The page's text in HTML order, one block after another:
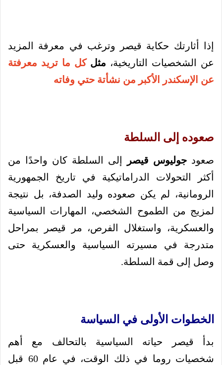
إذا أثارتك حكاية قيصر وترغب في معرفة المزيد
عن الشخصيات التاريخية، مثلكل ما تريد معرفتة
عن الإسكندر الأكبر من نشأتة حتي وفاته
صعوده إلى السلطة
صعود جوليوس قيصر
إلى السلطة كان واحدًا من
أكثر التحولات الدراماتيكية في تاريخ الجمهورية
الرومانية، لم يكن صعوده وليد الصدفة، بل نتيجة
لمزيج من الطموح الشخصي، المهارات السياسية
والعسكرية، واستغلال الفرص، مر قيصر بمراحل
متدرجة في مسيرته السياسية والعسكرية حتى
وصل إلى قمة السلطة.
الخطوات الأولى في السياسة
بدأ قيصر حياته السياسية بالتحالف مع أهم
شخصيات روما في ذلك الوقت، في عام 60 قبل